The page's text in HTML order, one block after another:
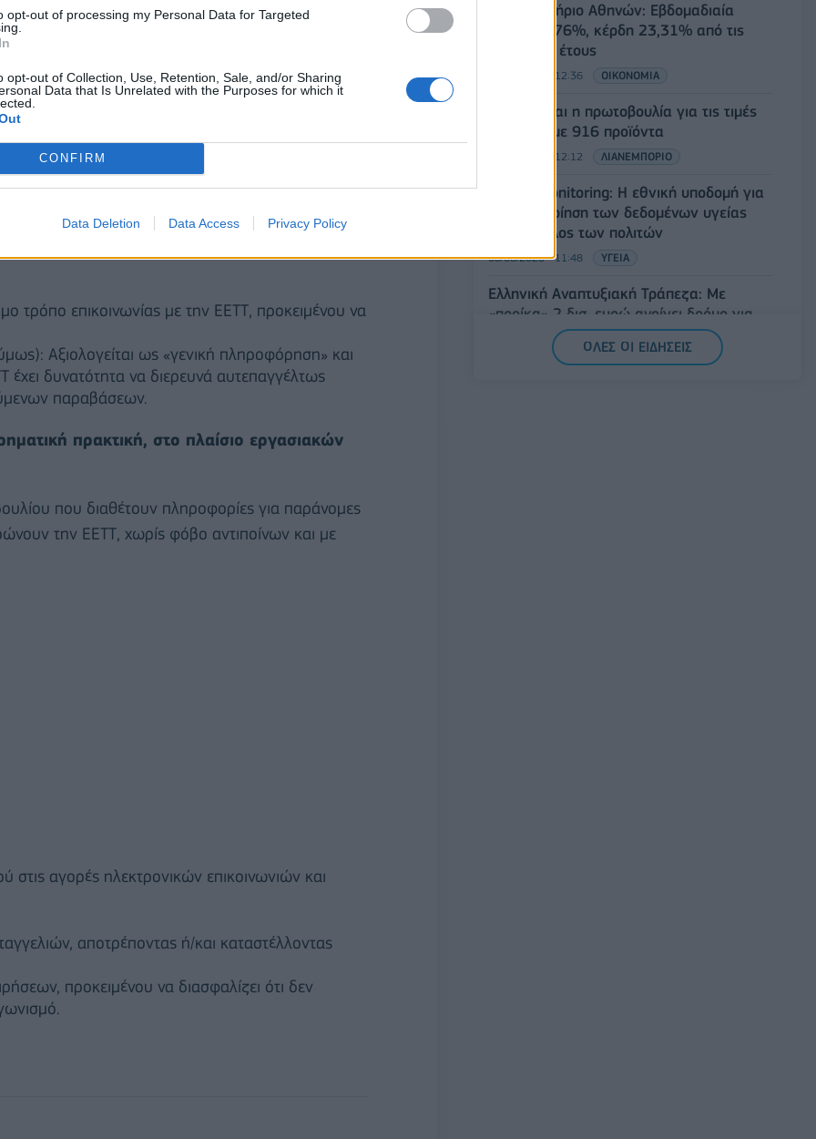
opt-out of processing my Personal Data for Targeted
opt-out of Collection, Use, Retention, Sale, and/or Sharing
Data that Is Unrelated with the Purposes for which it
CONFIRM
Data Deletion Data Access Privacy Policy
ενημερώνουν την ΕΕΤΤ για σχετικές πρακτικές
τρόπο επικοινωνίας με την ΕΕΤΤ, προκειμένου να
Αξιολογείται ως «γενική πληροφόρηση» και
έχει δυνατότητα να διερευνά αυτεπαγγέλτως
παραβάσεων.
πρακτική, στο πλαίσιο εργασιακών
που διαθέτουν πληροφορίες για παράνομες
την ΕΕΤΤ, χωρίς φόβο αντιποίνων και με
στις αγορές ηλεκτρονικών επικοινωνιών και
αποτρέποντας ή/και καταστέλλοντας
προκειμένου να διασφαλίζει ότι δεν
Χρηματιστήριο Αθηνών: Εβδομαδιαία
άνοδος 1,76%, κέρδη 23,31% από τις
αρχές του έτους
08/08/2026 - 12:36 ΟΙΚΟΝΟΜΙΑ
Διευρύνεται η πρωτοβουλία για τις τιμές
στο ράφι με 916 προϊόντα
08/08/2026 - 12:12 ΛΙΑΝΕΜΠΟΡΙΟ
Health Monitoring: Η εθνική υποδομή για
την αξιοποίηση των δεδομένων υγείας
προς όφελος των πολιτών
08/08/2026 - 11:48 ΥΓΕΙΑ
Ελληνική Αναπτυξιακή Τράπεζα: Με
«προίκα» 2 δισ. ευρώ ανοίγει δρόμο για
δάνεια έως 5 δισ. σε μικρομεσαίες
08/08/2026 - 11:22
ΟΛΕΣ ΟΙ ΕΙΔΗΣΕΙΣ